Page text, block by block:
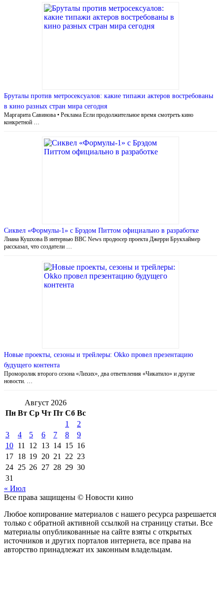
Бруталы против метросексуалов: какие типажи актеров востребованы
в кино разных стран мира сегодня
Маргарита Савинова • Реклама Если продолжительное время смотреть кино
конкретной …
Сиквел «Формулы-1» с Брэдом Питтом официально в разработке
Лиана Кушхова В интервью BBC News продюсер проекта Джерри Брукхаймер
рассказал, что создатели …
Новые проекты, сезоны и трейлеры: Okko провел презентацию
будущего контента
Проморолик второго сезона «Лихих», два ответвления «Чикатило» и другие
новости. …
Август 2026
Пн Вт Ср Чт Пт Сб Вс
1
2
3
4 5 6 7 8
9
10 11 12 13 14 15 16
17 18 19 20 21 22 23
24 25 26 27 28 29 30
31
« Июл
Все права защищены © Новости кино
Любое копирование материалов с нашего ресурса разрешается
только с обратной активной ссылкой на страницу статьи. Все
материалы опубликованные на сайте взяты с открытых
источников и других порталов интернета, все права на
авторство принадлежат их законным владельцам.